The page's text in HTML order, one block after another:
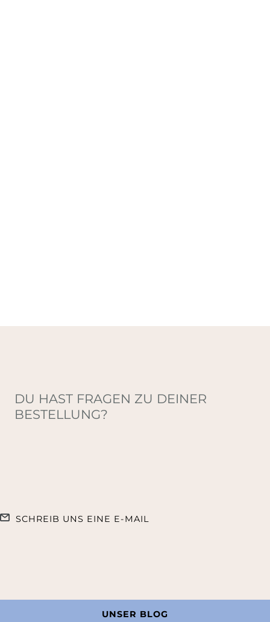
DU HAST FRAGEN ZU DEINER
BESTELLUNG?
SCHREIB UNS EINE E-MAIL
UNSER BLOG